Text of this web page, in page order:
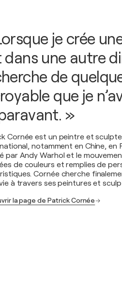
je crée
dans une autre
de
que je
»
Cornée est un peintre et
notamment en Chine, en
par Andy Warhol et le
de couleurs et remplies de
Cornée cherche
à travers ses peintures et
la page de Patrick Cornée